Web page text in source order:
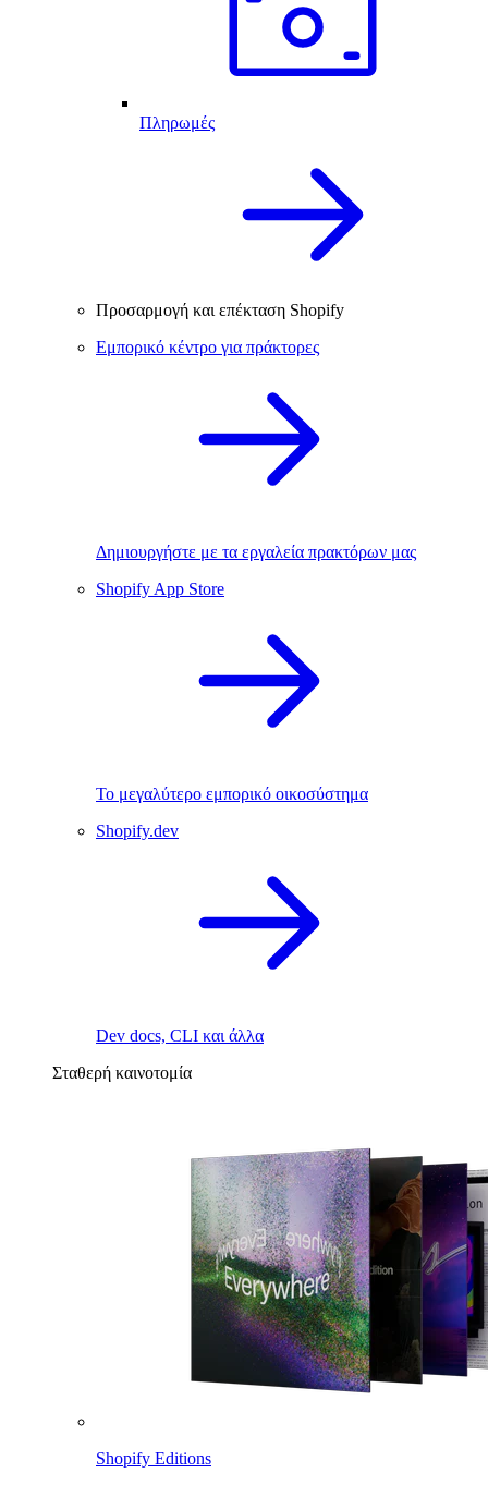
Πληρωμές
Προσαρμογή και επέκταση Shopify
Εμπορικό κέντρο για πράκτορες
Δημιουργήστε με τα εργαλεία πρακτόρων μας
Shopify App Store
Το μεγαλύτερο εμπορικό οικοσύστημα
Shopify.dev
Dev docs, CLI και άλλα
Σταθερή καινοτομία
Shopify Editions